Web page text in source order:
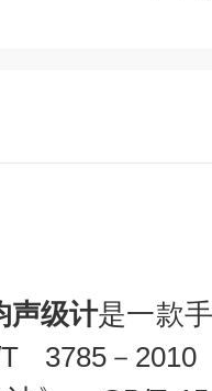
声级计是一款
3785－